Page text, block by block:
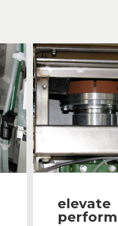
elevate